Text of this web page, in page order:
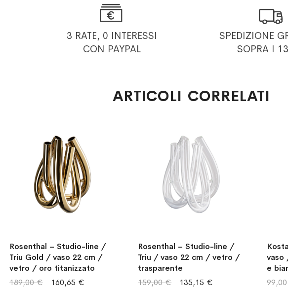

3 RATE, 0 INTERESSI
CON PAYPAL

SPEDIZIONE
SOPRA I
ARTICOLI CORRELATI
Rosenthal – Studio-line /
Triu Gold / vaso 22 cm /
vetro / oro titanizzato
160,65 €
189,00 €
Rosenthal – Studio-line /
Triu / vaso 22 cm / vetro /
trasparente
135,15 €
159,00 €
e